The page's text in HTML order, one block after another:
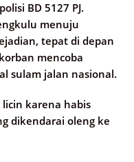
BD 5127 PJ.
menuju
tepat di depan
mencoba
sulam jalan nasional.
karena habis
dikendarai oleng ke